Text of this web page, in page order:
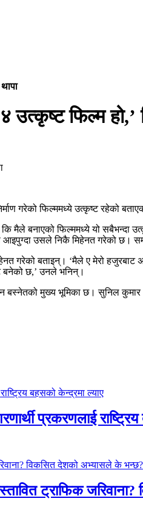
फिल्म हो,’
गरेको फिल्ममध्ये उत्कृष्ट रहेको
मैले बनाएको फिल्ममध्ये यो सबैभन्दा
उसले निकै मिहेनत गरेको छ।
गरेको बताइन्। ‘मैले ए मेरो
बनेको छ,’ उनले भनिन्।
बस्नेतको मुख्य भूमिका छ। सुनिल कुमार
प्रकरणलाई
ट्राफिक